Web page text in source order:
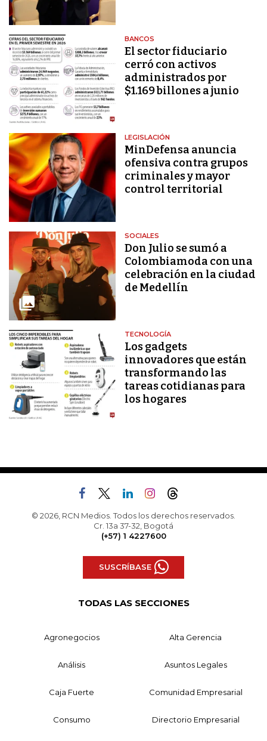
BANCOS
El sector fiduciario
cerró con activos
administrados por
$1.169 billones a junio
LEGISLACIÓN
MinDefensa anuncia
ofensiva contra grupos
criminales y mayor
control territorial
SOCIALES
Don Julio se sumó a
Colombiamoda con una
celebración en la ciudad
de Medellín
TECNOLOGÍA
Los gadgets
innovadores que están
transformando las
tareas cotidianas para
los hogares
© 2026, RCN Medios. Todos los derechos reservados.
Cr. 13a 37-32, Bogotá
(+57) 1 4227600
SUSCRÍBASE
TODAS LAS SECCIONES
Agronegocios Alta Gerencia
Análisis Asuntos Legales
Caja Fuerte Comunidad Empresarial
Consumo Directorio Empresarial